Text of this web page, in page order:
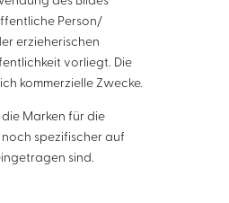
Person/
erzieherischen
vorliegt. Die
kommerzielle Zwecke.
Marken für die
spezifischer auf
sind.